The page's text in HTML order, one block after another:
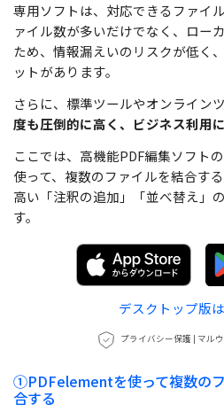
専用ソフトは、対応できるファイ
ァイル数が多いだけでなく、ロー
ため、情報漏えいのリスクが低く
ットがあります。
さらに、標準ツールやオンライン
度も圧倒的に高く、ビジネス利用
ここでは、高機能PDF編集ソフト
使って、複数のファイルを結合す
高い「注釈の追加」「並べ替え」
す。
デスクトップ版
プライバシー保護 | マル
①PDFelementを使って複数の
合する